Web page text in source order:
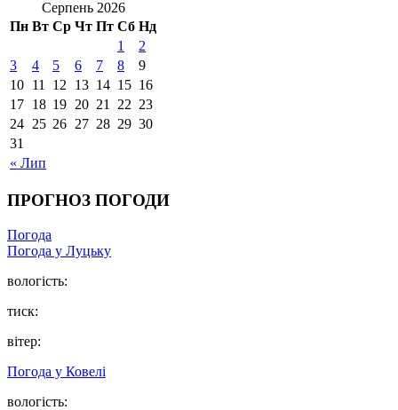
Серпень 2026
Пн Вт Ср Чт Пт Сб Нд
« Лип
1
2
3
4 5 6 7 8
9
10 11 12 13 14 15 16
17 18 19 20 21 22 23
24 25 26 27 28 29 30
31
ПРОГНОЗ ПОГОДИ
Погода
Погода у Луцьку
вологість:
тиск:
вітер:
Погода у Ковелі
вологість: